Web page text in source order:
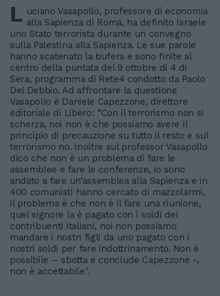
L uciano Vasapollo, professore di economia
alla Sapienza di Roma, ha definito Israele
uno Stato terrorista durante un convegno
sulla Palestina alla Sapienza. Le sue parole
hanno scatenato la bufera e sono finite al
centro della puntata del 9 ottobre di 4 di
Sera, programma di Rete4 condotto da Paolo
Del Debbio. Ad affrontare la questione
Vasapollo è Daniele Capezzone, direttore
editoriale di Libero: “Con il terrorismo non si
scherza, noi non è che possiamo avere il
principio di precauzione su tutto il resto e sul
terrorismo no. Inoltre sul professor Vasapollo
dico che non è un problema di fare le
assemblee e fare le conferenze, io sono
andato a fare un’assemblea alla Sapienza e in
400 comunisti hanno cercato di mazzolarmi,
il problema è che non è il fare una riunione,
quel signore la è pagato con i soldi dei
contribuenti italiani, noi non possiamo
mandare i nostri figli da uno pagato con i
nostri soldi per fare indottrinamento. Non è
possibile – sbotta e conclude Capezzone -,
non è accettabile".